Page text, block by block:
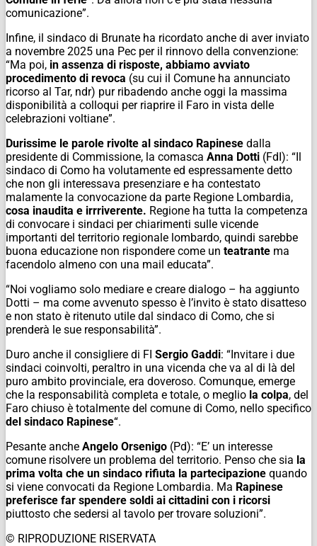
comunicazione”.
Infine, il sindaco di Brunate ha ricordato anche di aver inviato
a novembre 2025 una Pec per il rinnovo della convenzione:
“Ma poi, in assenza di risposte, abbiamo avviato
procedimento di revoca (su cui il Comune ha annunciato
ricorso al Tar, ndr) pur ribadendo anche oggi la massima
disponibilità a colloqui per riaprire il Faro in vista delle
celebrazioni voltiane”.
Durissime le parole rivolte al sindaco Rapinese dalla
presidente di Commissione, la comasca Anna Dotti (FdI): “Il
sindaco di Como ha volutamente ed espressamente detto
che non gli interessava presenziare e ha contestato
malamente la convocazione da parte Regione Lombardia,
cosa inaudita e irrriverente. Regione ha tutta la competenza
di convocare i sindaci per chiarimenti sulle vicende
importanti del territorio regionale lombardo, quindi sarebbe
buona educazione non rispondere come un teatrante ma
facendolo almeno con una mail educata”.
“Noi vogliamo solo mediare e creare dialogo – ha aggiunto
Dotti – ma come avvenuto spesso è l’invito è stato disatteso
e non stato è ritenuto utile dal sindaco di Como, che si
prenderà le sue responsabilità”.
Duro anche il consigliere di FI Sergio Gaddi: “Invitare i due
sindaci coinvolti, peraltro in una vicenda che va al di là del
puro ambito provinciale, era doveroso. Comunque, emerge
che la responsabilità completa e totale, o meglio la colpa, del
Faro chiuso è totalmente del comune di Como, nello specifico
del sindaco Rapinese“.
Pesante anche Angelo Orsenigo (Pd): “E’ un interesse
comune risolvere un problema del territorio. Penso che sia la
prima volta che un sindaco rifiuta la partecipazione quando
si viene convocati da Regione Lombardia. Ma Rapinese
preferisce far spendere soldi ai cittadini con i ricorsi
piuttosto che sedersi al tavolo per trovare soluzioni”.
© RIPRODUZIONE RISERVATA